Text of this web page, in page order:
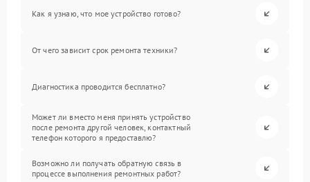
Как я узнаю, что мое устройство готово?
От чего зависит срок ремонта техники?
Диагностика проводится бесплатно?
Может ли вместо меня принять устройство
после ремонта другой человек, контактный
телефон которого я предоставлю?
Возможно ли получать обратную связь в
процессе выполнения ремонтных работ?